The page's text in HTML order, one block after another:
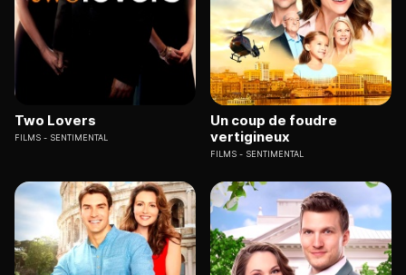
Two Lovers
FILMS SENTIMENTAL
Un coup de foudre
vertigineux
FILMS SENTIMENTAL